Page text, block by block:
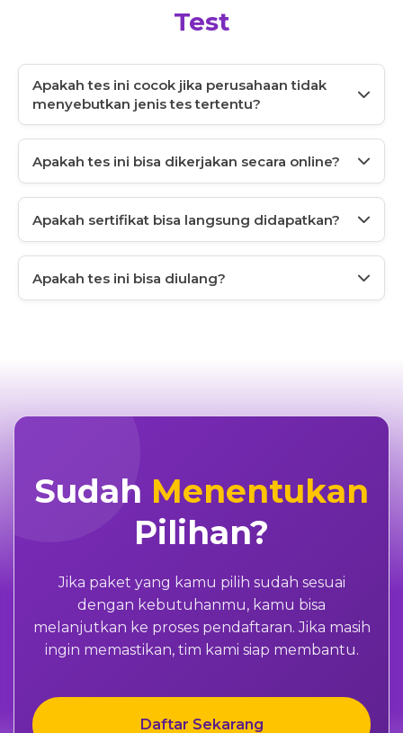
Test
Apakah tes ini cocok jika perusahaan tidak
menyebutkan jenis tes tertentu?
masing-masing perusahaan atau institusi.
Apakah tes ini bisa dikerjakan secara online?
Apakah sertifikat bisa langsung didapatkan?
Apakah tes ini bisa diulang?
Sudah Menentukan
Pilihan?
Jika paket yang kamu pilih sudah sesuai
dengan kebutuhanmu, kamu bisa
melanjutkan ke proses pendaftaran. Jika masih
ingin memastikan, tim kami siap membantu.
Daftar Sekarang